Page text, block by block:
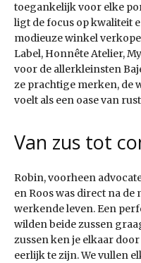
toegankelijk voor elke
ligt de focus op kwaliteit
modieuze winkel
Label, Honnête Atelier,
voor de allerkleinsten
ze prachtige merken, de
voelt als een oase van
Van zus tot
Robin, voorheen
en Roos was direct na
werkende leven. Een
wilden beide zussen
zussen ken je elkaar
eerlijk te zijn. We vullen